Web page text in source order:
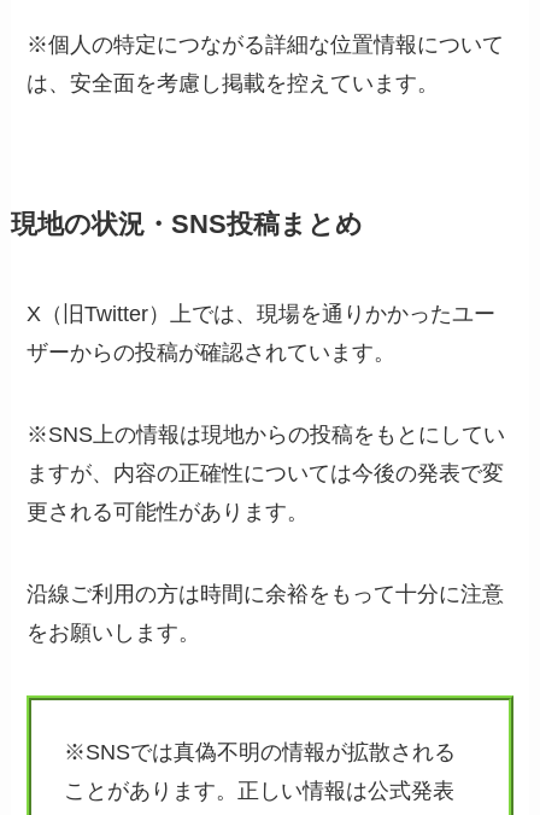
※個人の特定につながる詳細な位置情報について
は、安全面を考慮し掲載を控えています。
現地の状況・SNS投稿まとめ
X（旧Twitter）上では、現場を通りかかったユー
ザーからの投稿が確認されています。
※SNS上の情報は現地からの投稿をもとにしてい
ますが、内容の正確性については今後の発表で変
更される可能性があります。
沿線ご利用の方は時間に余裕をもって十分に注意
をお願いします。
※SNSでは真偽不明の情報が拡散される
ことがあります。正しい情報は公式発表